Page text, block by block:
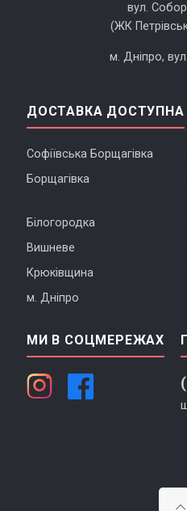
вул.
(ЖК
м. Дніпро,
ДОСТАВКА ДОСТУПНА
Софіївська Борщагівка
Борщагівка
Білогородка
Вишневе
Крюківщина
м. Дніпро
МИ В СОЦМЕРЕЖАХ